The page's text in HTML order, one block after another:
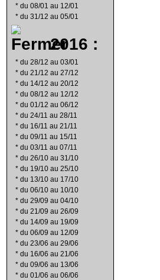
* du 08/01 au 12/01
* du 31/12 au 05/01
2016 :
* du 28/12 au 03/01
* du 21/12 au 27/12
* du 14/12 au 20/12
* du 08/12 au 12/12
* du 01/12 au 06/12
* du 24/11 au 28/11
* du 16/11 au 21/11
* du 09/11 au 15/11
* du 03/11 au 07/11
* du 26/10 au 31/10
* du 19/10 au 25/10
* du 13/10 au 17/10
* du 06/10 au 10/10
* du 29/09 au 04/10
* du 21/09 au 26/09
* du 14/09 au 19/09
* du 06/09 au 12/09
* du 23/06 au 29/06
* du 16/06 au 21/06
* du 09/06 au 13/06
* du 01/06 au 06/06